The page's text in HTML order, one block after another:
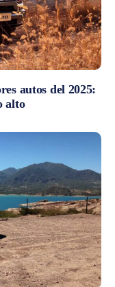
autos del 2025:
alto